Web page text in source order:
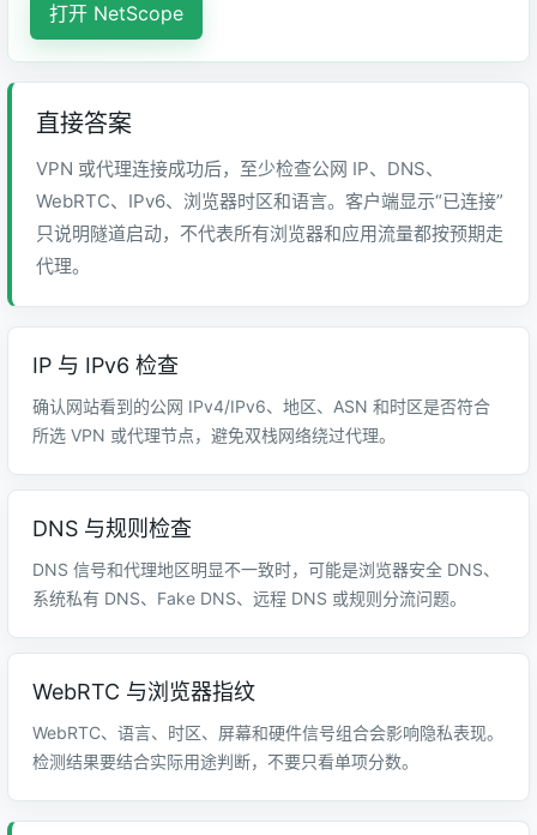
打开 NetScope
直接答案
VPN 或代理连接成功后，至少检查公网 IP、DNS、
WebRTC、IPv6、浏览器时区和语言。客户端显示“已连接”
只说明隧道启动，不代表所有浏览器和应用流量都按预期走
代理。
IP 与 IPv6 检查
确认网站看到的公网 IPv4/IPv6、地区、ASN 和时区是否符合
所选 VPN 或代理节点，避免双栈网络绕过代理。
DNS 与规则检查
DNS 信号和代理地区明显不一致时，可能是浏览器安全 DNS、
系统私有 DNS、Fake DNS、远程 DNS 或规则分流问题。
WebRTC 与浏览器指纹
WebRTC、语言、时区、屏幕和硬件信号组合会影响隐私表现。
检测结果要结合实际用途判断，不要只看单项分数。